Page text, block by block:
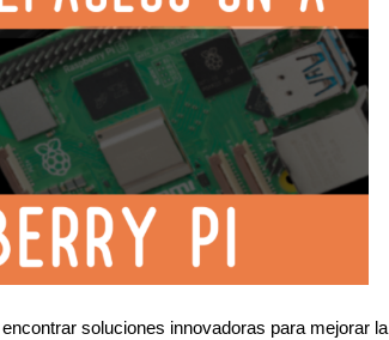
soluciones innovadoras para mejorar la